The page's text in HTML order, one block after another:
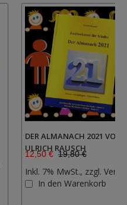
Wunschliste
DER ALMANACH 2021 VON
ULRICH RAUSCH
12,50 € 19,80 €
Inkl. 7% MwSt., zzgl.
In den Warenkorb